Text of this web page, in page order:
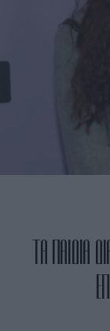
ΤΑ ΠΑΙΔΙΑ